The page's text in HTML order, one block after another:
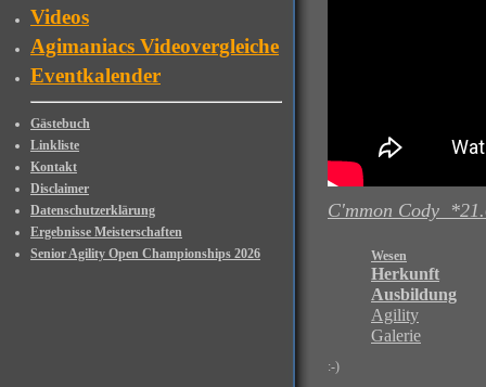
Videos
Agimaniacs Videovergleiche
Eventkalender
Gästebuch
Linkliste
Kontakt
Disclaimer
Datenschutzerklärung
Ergebnisse Meisterschaften
Senior Agility Open Championships 2026
C'mmon Cody
Wesen
Herkunft
Ausbildung
Agility
Galerie
:-)